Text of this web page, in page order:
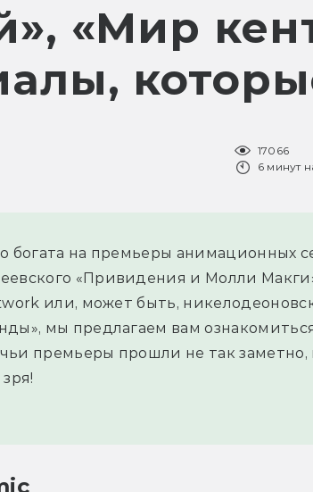
«Мир
17066
6 минут
богата на премьеры анимационных
«Привидения и Молли
или, может быть,
мы предлагаем вам
премьеры прошли не так заметно,